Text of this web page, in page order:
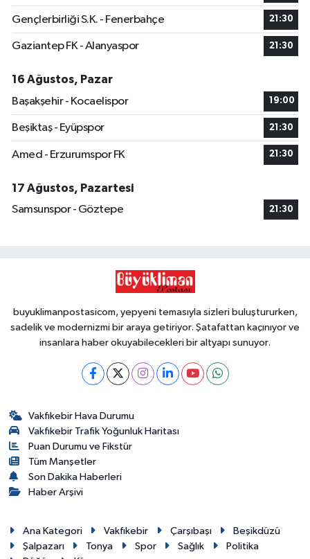
Gençlerbirliği S.K. - Fenerbahçe 21:30
Gaziantep FK - Alanyaspor 21:30
16 Ağustos, Pazar
Başakşehir - Kocaelispor
19:00
Beşiktaş - Eyüpspor 21:30
Amed - Erzurumspor FK 21:30
17 Ağustos, Pazartesi
Samsunspor - Göztepe
21:30
buyuklimanpostasicom, yepyeni temasıyla sizleri buluştururken,
sadelik ve modernizmi bir araya getiriyor. Şatafattan kaçınıyor ve
insanlara haber okuyabilecekleri bir altyapı sunuyor.
Vakfıkebir Hava Durumu
Vakfıkebir Trafik Yoğunluk Haritası
Puan Durumu ve Fikstür
Tüm Manşetler
Son Dakika Haberleri
Haber Arşivi
Ana Kategori Vakfıkebir Çarşıbaşı
Beşikdüzü
Şalpazarı
Tonya Spor Sağlık
Politika